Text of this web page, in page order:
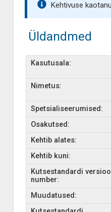
Kehtivuse
Üldandmed
Kasutusala:
Nimetus:
Spetsialiseerumised:
Osakutsed:
Kehtib alates:
Kehtib kuni:
Kutsestandardi
number:
Muudatused: